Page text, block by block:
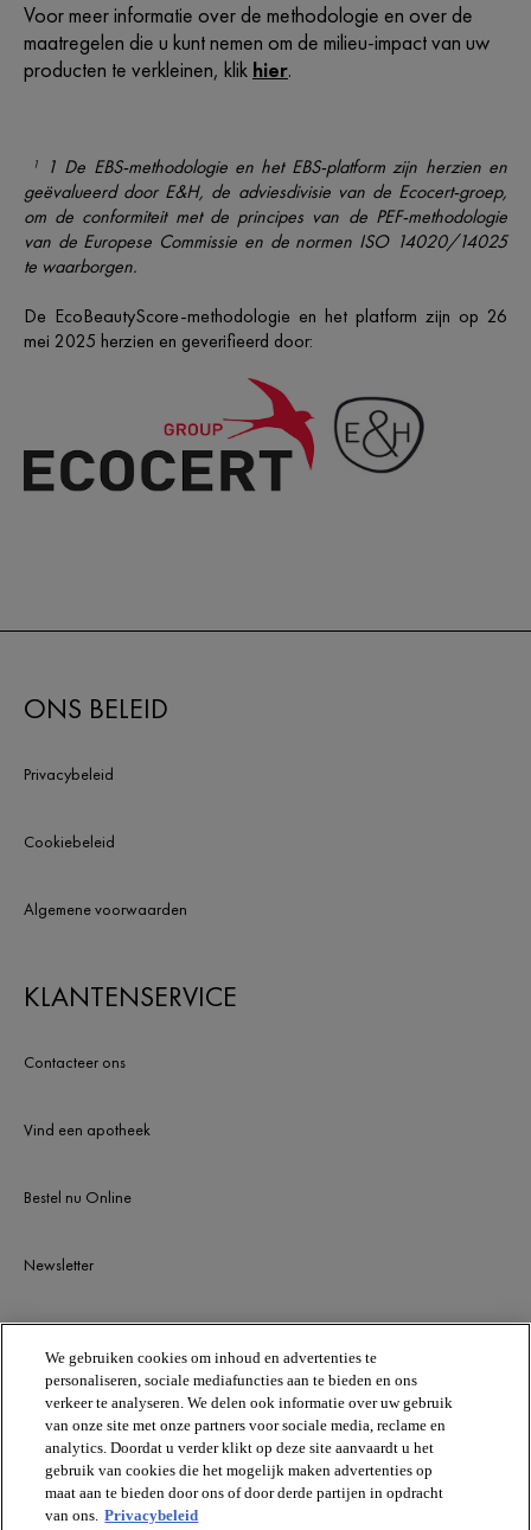
Voor meer informatie over de methodologie en over de
maatregelen die u kunt nemen om de milieu-impact van uw
producten te verkleinen, klik hier.
¹ 1 De EBS-methodologie en het EBS-platform zijn herzien en
geëvalueerd door E&H, de adviesdivisie van de Ecocert-groep,
om de conformiteit met de principes van de PEF-methodologie
van de Europese Commissie en de normen ISO 14020/14025
te waarborgen.
De EcoBeautyScore-methodologie en het platform zijn op 26
mei 2025 herzien en geverifieerd door:
ONS BELEID
Privacybeleid
Cookiebeleid
Algemene voorwaarden
KLANTENSERVICE
Contacteer ons
Vind een apotheek
Bestel nu Online
Newsletter
BLIJF OP DE HOOGTE
We gebruiken cookies om inhoud en advertenties te
personaliseren, sociale mediafuncties aan te bieden en ons
verkeer te analyseren. We delen ook informatie over uw gebruik
van onze site met onze partners voor sociale media, reclame en
analytics. Doordat u verder klikt op deze site aanvaardt u het
gebruik van cookies die het mogelijk maken advertenties op
maat aan te bieden door ons of door derde partijen in opdracht
van ons. Privacybeleid